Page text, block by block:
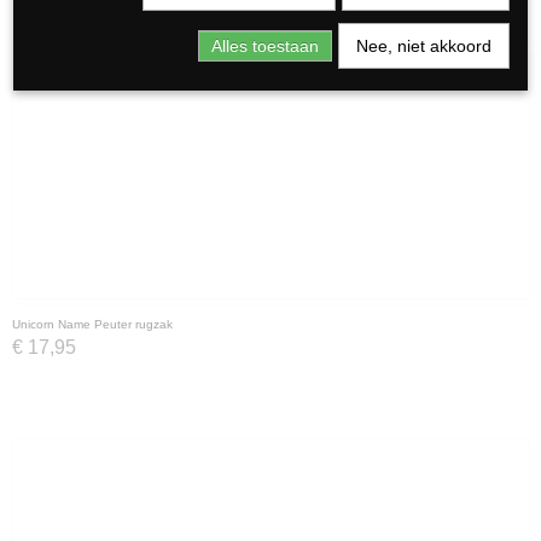
Unicorn Name Peuter rugzak
€ 17,95
Alles toestaan Nee, niet akkoord